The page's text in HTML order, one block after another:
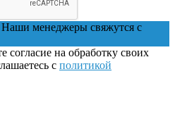
менеджеры свяжутся с
согласие на обработку своих
с политикой